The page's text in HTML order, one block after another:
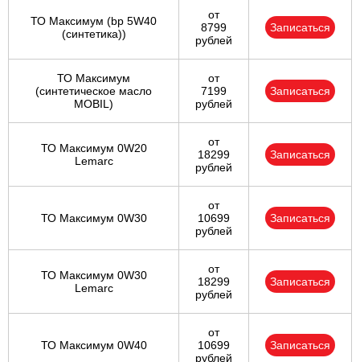
ТО Максимум (bp 5W40
(синтетика))
от
8799
рублей
Записаться
ТО Максимум
(cинтетическое масло
MOBIL)
от
7199
рублей
Записаться
ТО Максимум 0W20
Lemarc
от
18299
рублей
Записаться
ТО Максимум 0W30
от
10699
рублей
Записаться
ТО Максимум 0W30
Lemarc
от
18299
рублей
Записаться
ТО Максимум 0W40
от
10699
рублей
Записаться